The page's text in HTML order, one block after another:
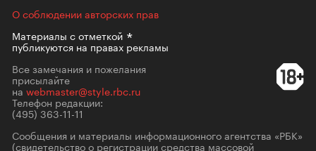
О соблюдении авторских прав
Материалы сотметкой
публикуются на правах рекламы
Все замечания и пожелания
присылайте
на webmaster@style.rbc.ru
Телефон редакции:
(495) 363-11-11
Сообщения и материалы информационного агентства «РБК»
(свидетельство о регистрации средства массовой